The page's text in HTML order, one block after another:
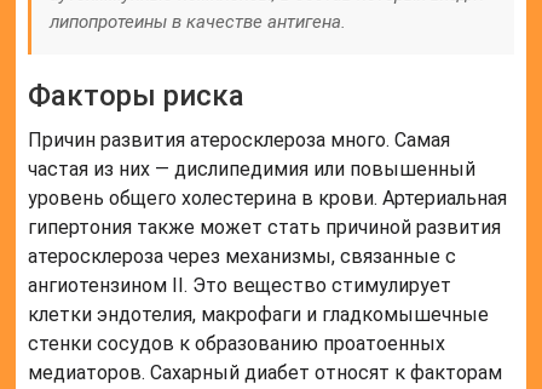
липопротеины в качестве антигена.
Факторы риска
Причин развития атеросклероза много. Самая
частая из них — дислипедимия или повышенный
уровень общего холестерина в крови. Артериальная
гипертония также может стать причиной развития
атеросклероза через механизмы, связанные с
ангиотензином II. Это вещество стимулирует
клетки эндотелия, макрофаги и гладкомышечные
стенки сосудов к образованию проатоенных
медиаторов. Сахарный диабет относят к факторам